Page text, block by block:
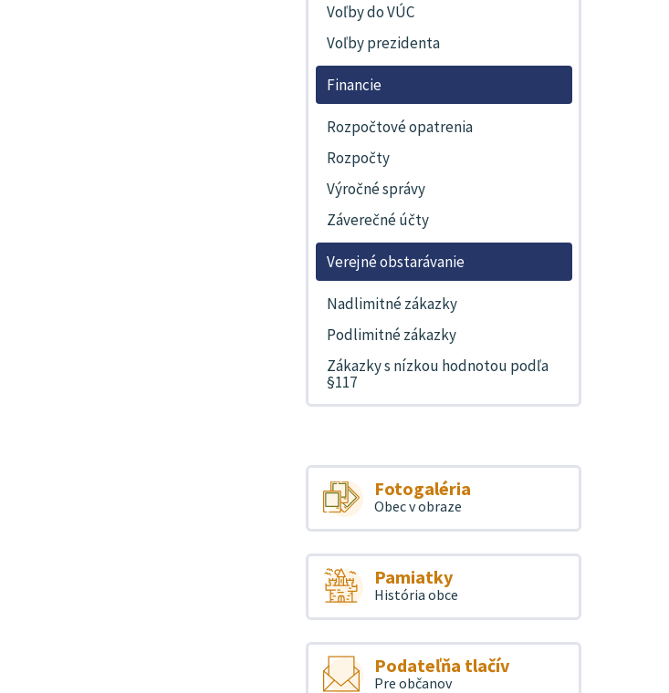
Voľby do VÚC
Voľby prezidenta
Financie
Rozpočtové opatrenia
Rozpočty
Výročné správy
Záverečné účty
Verejné obstarávanie
Nadlimitné zákazky
Podlimitné zákazky
Zákazky s nízkou hodnotou podľa
§117
Fotogaléria
Obec v obraze
Pamiatky
História obce
Podateľňa tlačív
Pre občanov